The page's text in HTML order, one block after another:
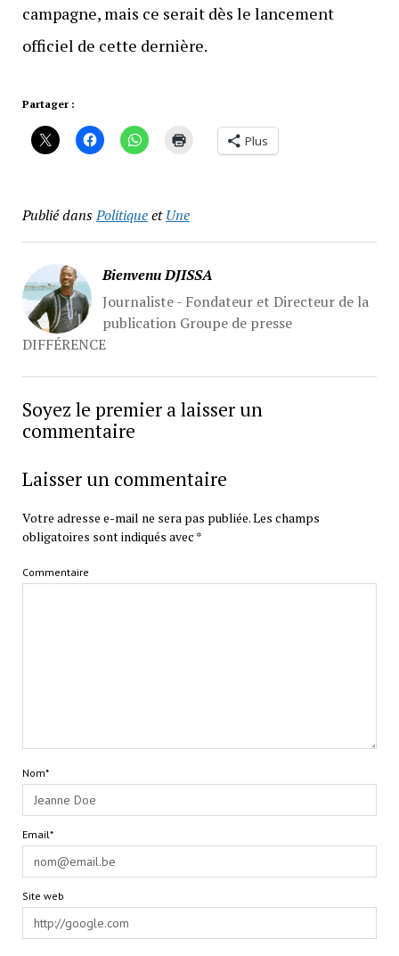
campagne, mais ce serait dès le lancement
officiel de cette dernière.
Partager :
Plus
Publié dansPolitiqueetUne
Bienvenu DJISSA
Journaliste - Fondateur et Directeur de la
publication Groupe de presse
DIFFÉRENCE
Soyez le premier a laisser un
commentaire
Laisser un commentaire
Votre adresse e-mail ne sera pas publiée.Les champs
obligatoires sont indiqués avec *
Commentaire
Nom*
Email*
Site web